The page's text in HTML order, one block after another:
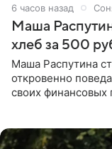
6 часов назад
Маша
хлеб за 500
Маша Распутина
откровенно
своих финансовых